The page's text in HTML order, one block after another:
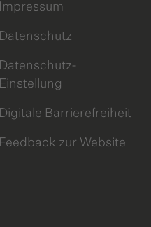
Impressum
Datenschutz
Datenschutz-
Einstellung
Digitale Barrierefreiheit
Feedback zur Website